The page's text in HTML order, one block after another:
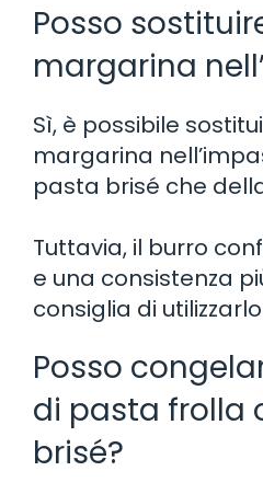
Posso
margarina
Sì, è possibile
margarina
pasta brisé che
Tuttavia, il burro
e una consistenza
consiglia di
Posso
di pasta frolla
brisé?